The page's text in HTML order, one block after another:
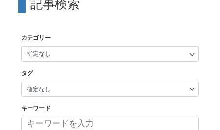
記事検索
カテゴリー
タグ
キーワード